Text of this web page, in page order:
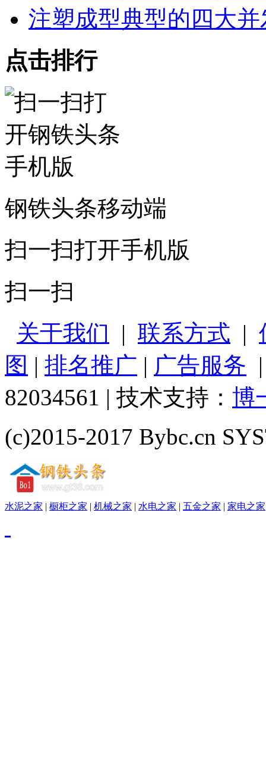
注塑成型典型的四大并
点击排行
钢铁头条移动端
扫一扫打开手机版
扫一扫
关于我们 | 联系方式 |
图 | 排名推广 | 广告服务
82034561 | 技术支持： 博
(c)2015-2017 Bybc.cn
水泥之家 | 橱柜之家 | 机械之家 | 水电之家 | 五金之家 | 家电之家